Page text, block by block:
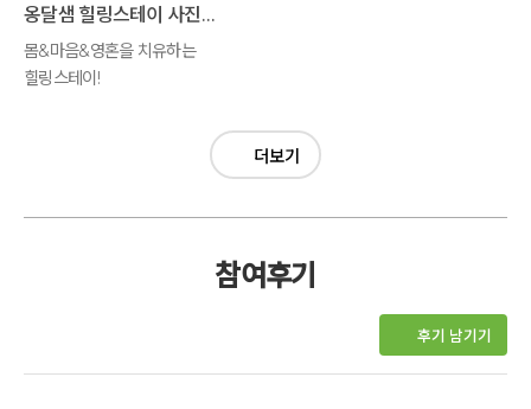
옹달샘 힐링스테이 사진모음
몸&마음&영혼을 치유하는
힐링스테이!
더보기
참여후기
후기 남기기